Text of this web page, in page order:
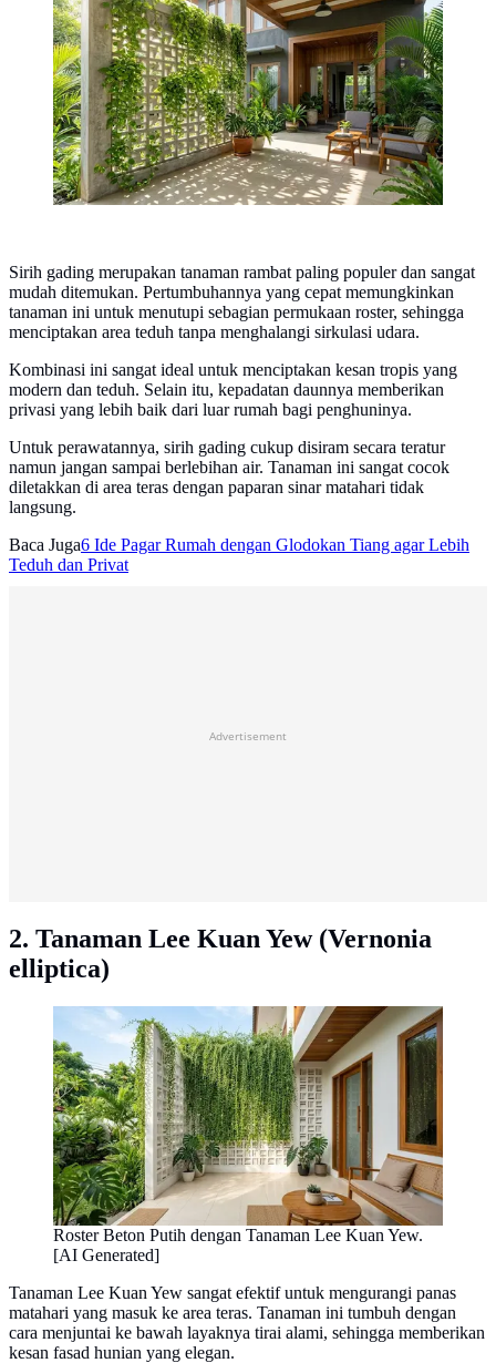
[AI Generated]
Sirih gading merupakan tanaman rambat paling populer dan sangat
mudah ditemukan. Pertumbuhannya yang cepat memungkinkan
tanaman ini untuk menutupi sebagian permukaan roster, sehingga
menciptakan area teduh tanpa menghalangi sirkulasi udara.
Kombinasi ini sangat ideal untuk menciptakan kesan tropis yang
modern dan teduh. Selain itu, kepadatan daunnya memberikan
privasi yang lebih baik dari luar rumah bagi penghuninya.
Untuk perawatannya, sirih gading cukup disiram secara teratur
namun jangan sampai berlebihan air. Tanaman ini sangat cocok
diletakkan di area teras dengan paparan sinar matahari tidak
langsung.
Baca Juga6 Ide Pagar Rumah dengan Glodokan Tiang agar Lebih
Teduh dan Privat
Advertisement
2. Tanaman Lee Kuan Yew (Vernonia
elliptica)
Roster Beton Putih dengan Tanaman Lee Kuan Yew.
[AI Generated]
Tanaman Lee Kuan Yew sangat efektif untuk mengurangi panas
matahari yang masuk ke area teras. Tanaman ini tumbuh dengan
cara menjuntai ke bawah layaknya tirai alami, sehingga memberikan
kesan fasad hunian yang elegan.